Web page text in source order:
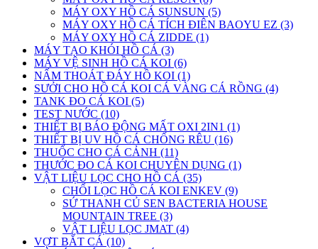
MÁY OXY HỒ CÁ SUNSUN (5)
MÁY OXY HỒ CÁ TÍCH ĐIÊN BAOYU EZ (3)
MÁY OXY HỒ CÁ ZIDDE (1)
MÁY TẠO KHÓI HỒ CÁ (3)
MÁY VỆ SINH HỒ CÁ KOI (6)
NẤM THOÁT ĐÁY HỒ KOI (1)
SƯỞI CHO HỒ CÁ KOI CÁ VÀNG CÁ RỒNG (4)
TANK ĐO CÁ KOI (5)
TEST NƯỚC (10)
THIẾT BỊ BÁO ĐỘNG MẤT OXI 2IN1 (1)
THIẾT BỊ UV HỒ CÁ CHỐNG RÊU (16)
THUỐC CHO CÁ CẢNH (11)
THƯỚC ĐO CÁ KOI CHUYÊN DỤNG (1)
VẬT LIỆU LỌC CHO HỒ CÁ (35)
CHỔI LỌC HỒ CÁ KOI ENKEV (9)
SỨ THANH CỦ SEN BACTERIA HOUSE
MOUNTAIN TREE (3)
VẬT LIỆU LỌC JMAT (4)
VỢT BẮT CÁ (10)